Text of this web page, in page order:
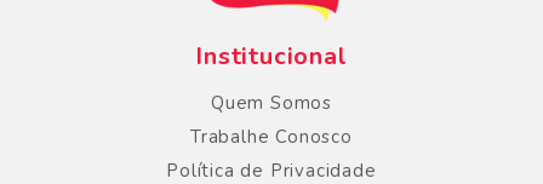
Institucional
Quem Somos
Trabalhe Conosco
Política de Privacidade